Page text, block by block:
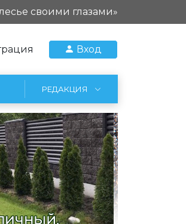
своими глазами»
Вход
РЕДАКЦИЯ